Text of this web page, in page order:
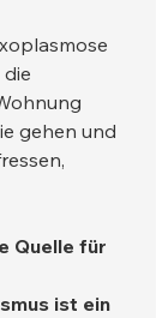
gehen und
Quelle für
ist ein